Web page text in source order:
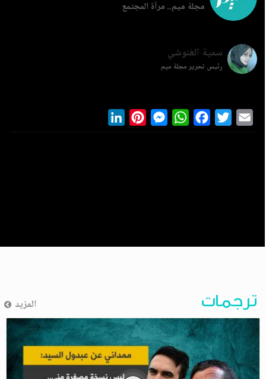
مجلة ميم.. مرآة المجتمع
سمية الغنوشي
رئيس تحرير مجلة ميم
LinkedInPinterestMessengerWhatsAppFacebook
Twitter
ترجمات المزيد